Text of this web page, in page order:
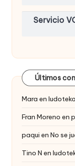
Servicio
Últimos
Mara en
Fran Moreno en
paqui en No se
Tino N en